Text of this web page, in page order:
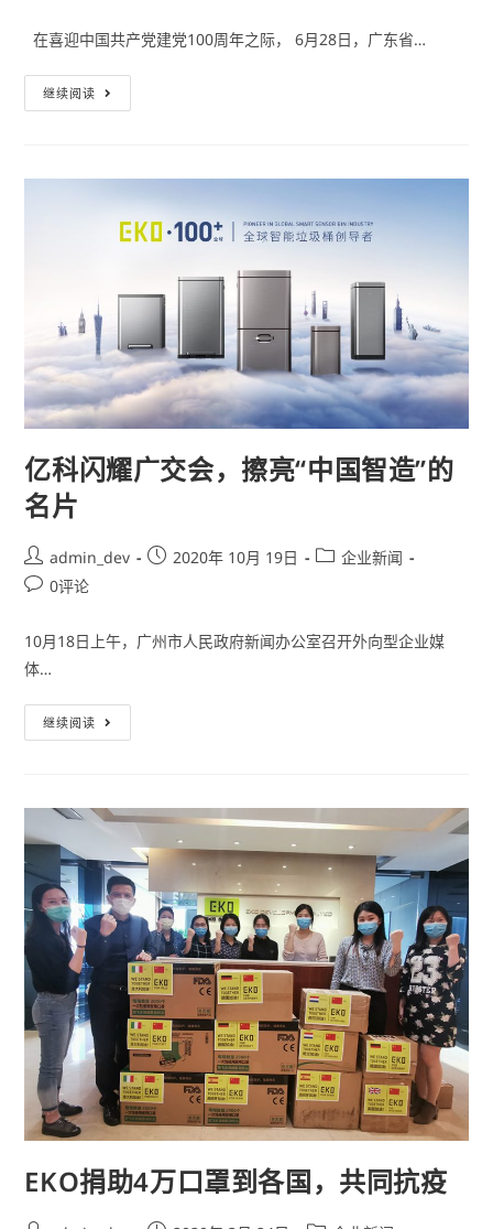
在喜迎中国共产党建党100周年之际， 6月28日，广东省…
继续阅读
亿科闪耀广交会，擦亮“中国智造”的
名片
admin_dev 2020年 10月 19日
企业新闻
0评论
10月18日上午，广州市人民政府新闻办公室召开外向型企业媒
体…
继续阅读
EKO捐助4万口罩到各国，共同抗疫